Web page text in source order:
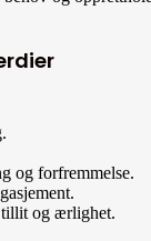
og forfremmelse.
tillit og ærlighet.